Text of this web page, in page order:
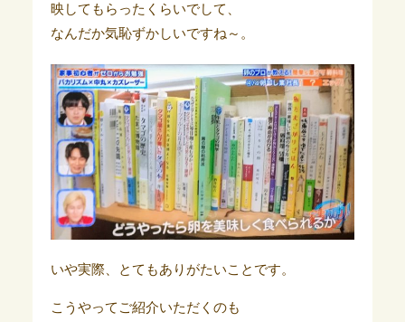
映してもらったくらいでして、
なんだか気恥ずかしいですね～。
いや実際、とてもありがたいことです。
こうやってご紹介いただくのも